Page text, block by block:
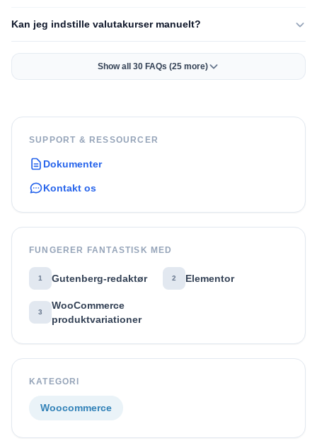
Kan jeg indstille valutakurser manuelt?
Show all 30 FAQs (25 more)
SUPPORT & RESSOURCER
Dokumenter
Kontakt os
FUNGERER FANTASTISK MED
1 Gutenberg-redaktør 2 Elementor
3
WooCommerce
produktvariationer
KATEGORI
Woocommerce